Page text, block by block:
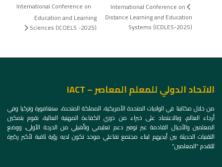
International Conference on
Distance Learning and Education
Systems (ICDLES-2025)
International Conference on
Education and Learning
Sciences (ICOELS -2025)
الاتحاد الدولي للمعلم المعاصر – IACT
من خلال مكاتبنا في الولايات المتحدة الأمريكية، المملكة المتحدة، سنغافورة وتركيا وفي
أرجاء العالم، وبالاعتماد على خبراء من ذوي الكفاءة المهنية العالية، نقوم بتمكين
المعلمين والأجيال القادمة عبر توفير دعم تعليمي وتأهيلي من الدرجة الأولى، ووضع
التقنيات الحديثة بين أيديهم لبناء مجتمع تفاعلي موحد تكون لديه رؤية ثاقبة لأكبر ركيزة
للتقدم “المعلمين”